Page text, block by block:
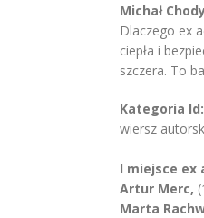
Michał
Dlaczego ex
ciepła i
szczera. To
Kategoria Id:
wiersz
I miejsce ex
Artur Merc,
Marta